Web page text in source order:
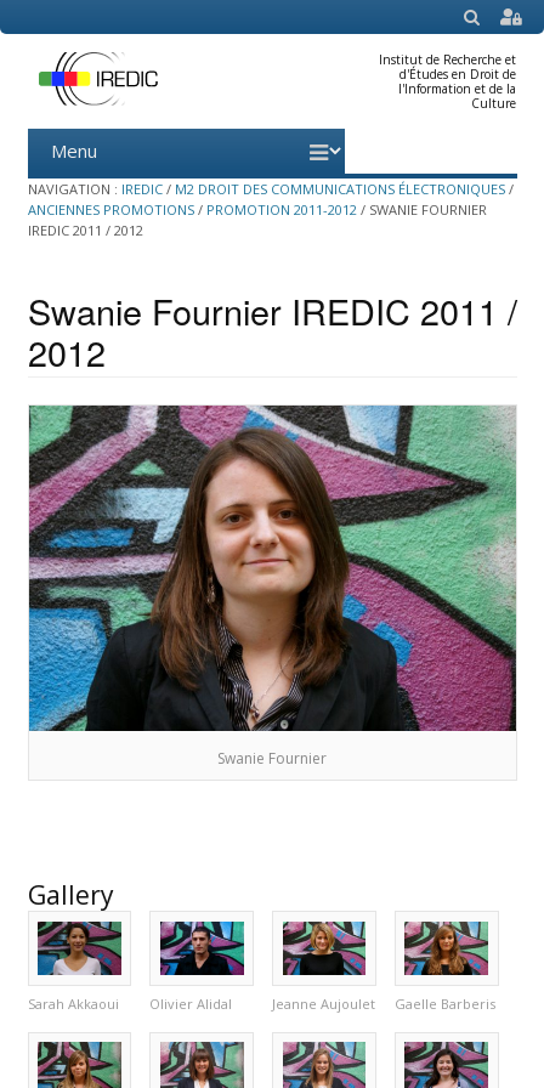
SEARCH
Institut de Recherche et
d'Études en Droit de
l'Information et de la
Culture
Menu
content
NAVIGATION : IREDIC / M2 DROIT DES COMMUNICATIONS ÉLECTRONIQUES /
ANCIENNES PROMOTIONS / PROMOTION 2011-2012 / SWANIE FOURNIER
IREDIC 2011 / 2012
Swanie Fournier IREDIC 2011 /
2012
Swanie Fournier
Gallery
Sarah Akkaoui Olivier Alidal Jeanne Aujoulet Gaelle Barberis